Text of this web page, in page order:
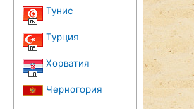
Тунис
Турция
Хорватия
Черногория